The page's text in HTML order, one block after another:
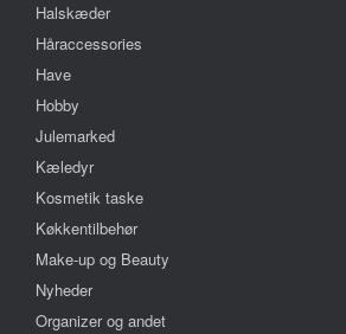
Halskæder
Håraccessories
Have
Hobby
Julemarked
Kæledyr
Kosmetik taske
Køkkentilbehør
Make-up og Beauty
Nyheder
Organizer og andet